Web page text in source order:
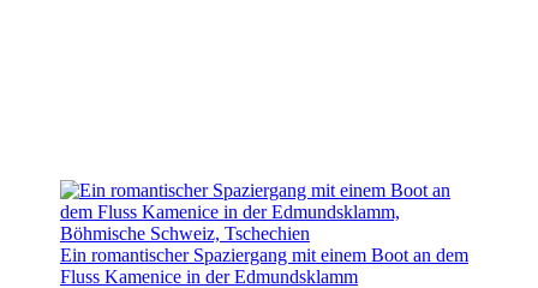
Ein romantischer Spaziergang mit einem Boot an dem
Fluss Kamenice in der Edmundsklamm